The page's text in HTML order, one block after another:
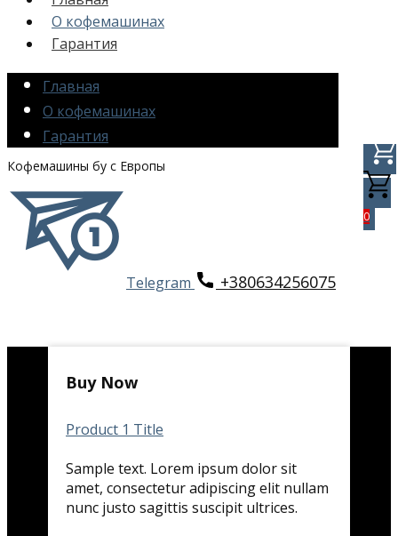
О кофемашинах
Гарантия
Главная
О кофемашинах
Гарантия
0
Кофемашины бу с Европы
Telegram +380634256075
Buy Now
Product 1 Title
Sample text. Lorem ipsum dolor sit
amet, consectetur adipiscing elit nullam
nunc justo sagittis suscipit ultrices.